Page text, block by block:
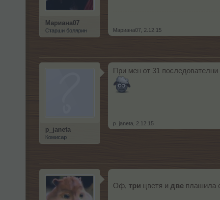
Мариана07
Старши болярин Мариана07 2.12.15
p_janeta
Комисар
При мен от 31
p_janeta 2.12.15
Оф, три цветя и две плашила